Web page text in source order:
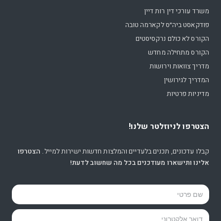
משרד עורכי דין רות דיין
פודקאסט ביה״ס לקארמה טובה
הקורס לא כולם נרקסיסטים
הקורס מתחילה מחדש
מדריך צוואות וירושות
המדריך לגירושין
מדיניות פרטיות
הצטרפו לניוזלטר שלנו!
קבלו עדכונים, תכנים בלעדיים והמלצות חדשות ישירות למייל. הצטרפו
אלינו ותישארו מעודכנים בכל מה שחשוב לדעת!